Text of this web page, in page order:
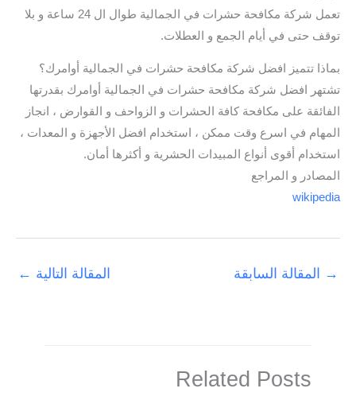
تعمل شركة مكافحة حشرات في الجمالية طوال ال 24 ساعة و بلا
توقف حتى في أيام الجمع و العطلات.
بماذا تتميز افضل شركة مكافحة حشرات في الجمالية أوامرك؟
تشتهر افضل شركة مكافحة حشرات في الجمالية أوامرك بقدرتها
الفائقة على مكافحة كافة الحشرات و الزواحف و القوارض ، انجاز
المهام في اسرع وقت ممكن ، استخدام افضل الأجهزة و المعدات ،
استخدام أقوى أنواع المبيدات الحشرية و أكثرها أمان.
المصادر و المراجع
wikipedia
→ المقالة السابقة المقالة التالية ←
Related Posts